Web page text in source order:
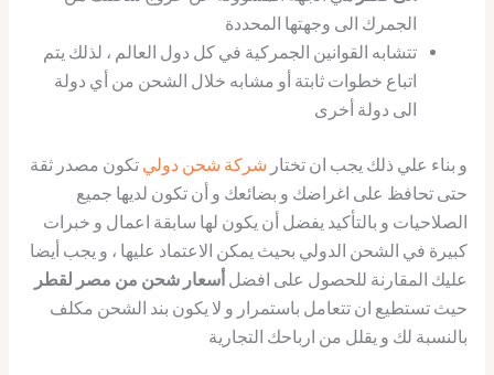
الجمرك الى وجهتها المحددة
تتشابه القوانين الجمركية في كل دول العالم ، لذلك يتم
اتباع خطوات ثابتة أو مشابه خلال الشحن من أي دولة
الى دولة أخرى
و بناء علي ذلك يجب ان تختار شركة شحن دولي تكون مصدر ثقة
حتى تحافظ على اغراضك و بضائعك و أن تكون لديها جميع
الصلاحيات و بالتأكيد يفضل أن يكون لها سابقة اعمال و خبرات
كبيرة في الشحن الدولي بحيث يمكن الاعتماد عليها ، و يجب أيضا
عليك المقارنة للحصول على افضل أسعار شحن من مصر لقطر
حيث تستطيع ان تتعامل باستمرار و لا يكون بند الشحن مكلف
بالنسبة لك و يقلل من ارباحك التجارية